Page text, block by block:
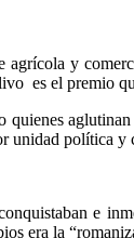
agrícola y
es el premio
unidad política
e
era la